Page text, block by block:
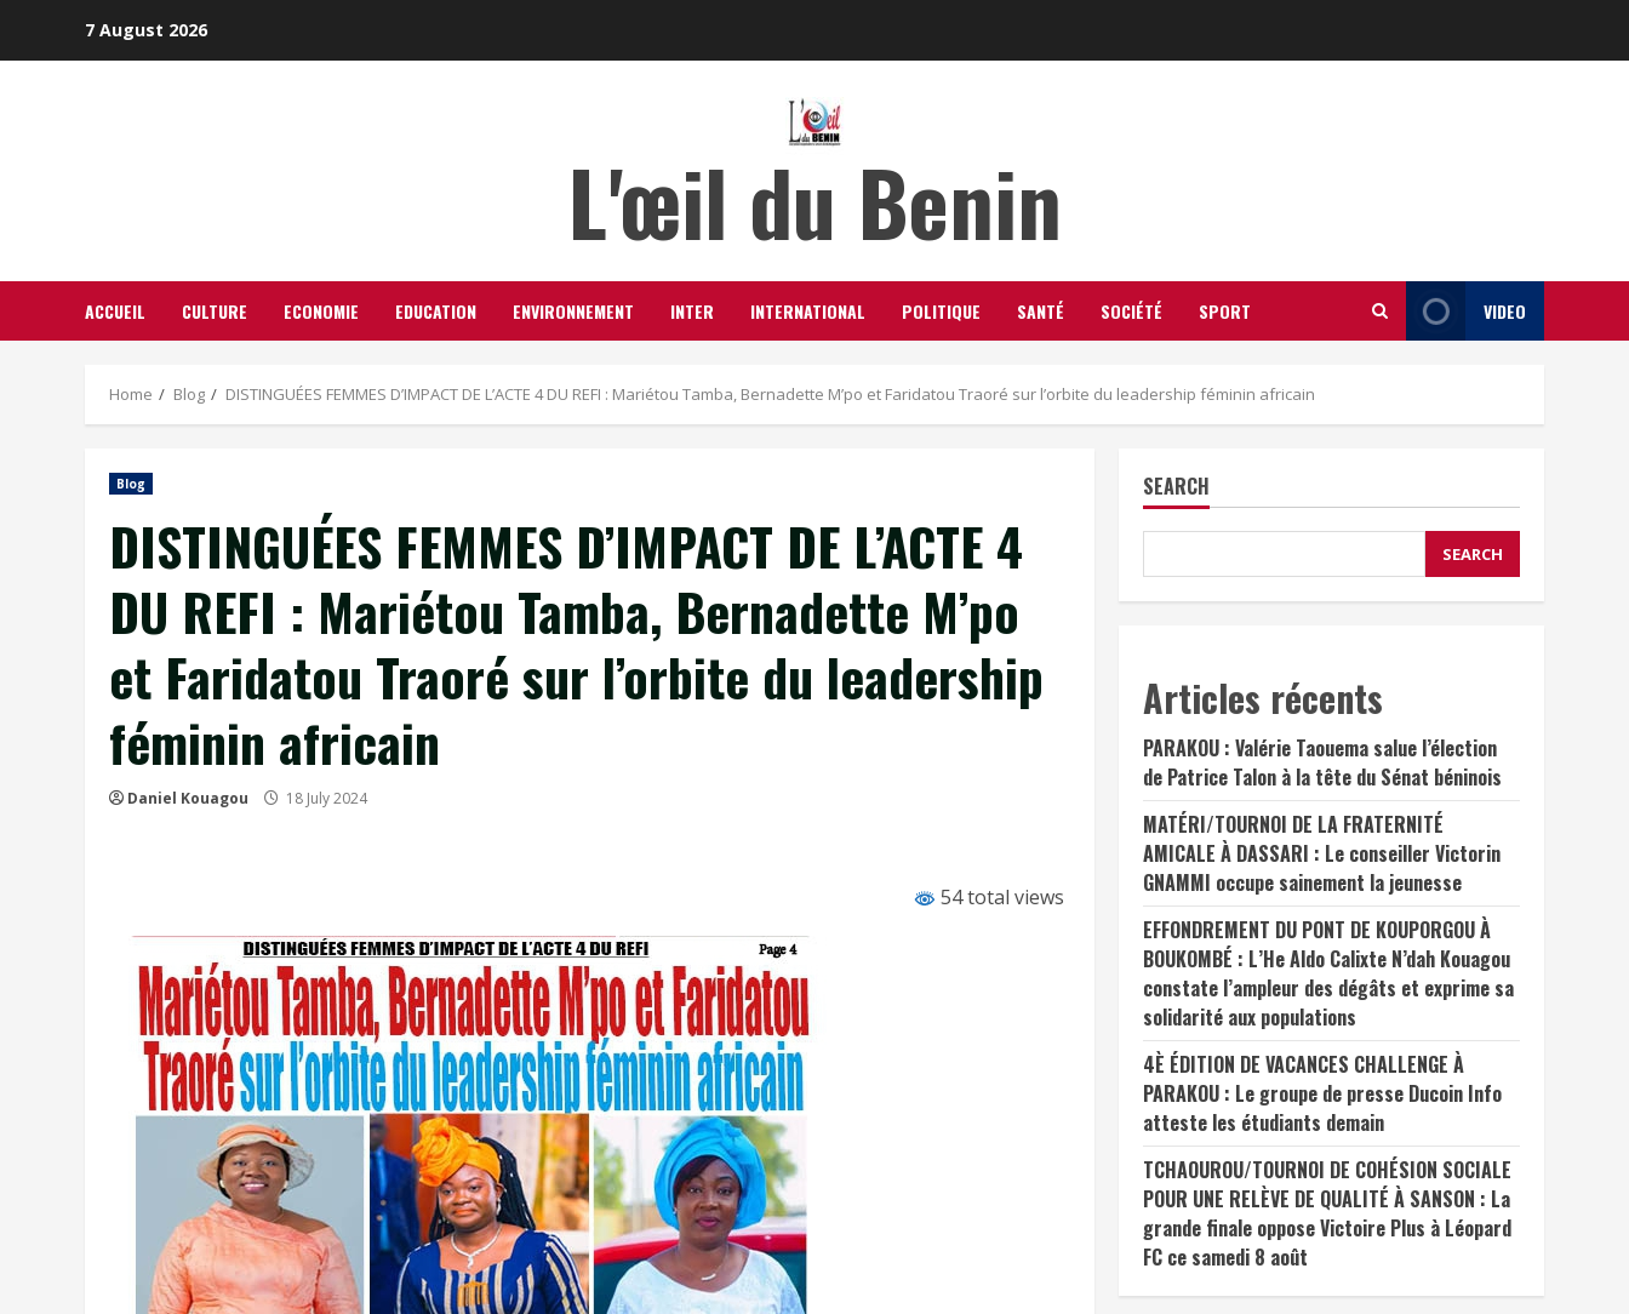
7 August 2026
L'œil du Benin
ACCUEIL CULTURE ECONOMIE EDUCATION ENVIRONNEMENT INTER INTERNATIONAL POLITIQUE SANTÉ SOCIÉTÉ SPORT VIDEO
Home Blog DISTINGUÉES FEMMES D’IMPACT DE L’ACTE 4 DU REFI : Mariétou Tamba, Bernadette M’po et Faridatou Traoré sur l’orbite du leadership féminin africain
Blog
DISTINGUÉES FEMMES D’IMPACT DE L’ACTE 4
DU REFI : Mariétou Tamba, Bernadette M’po
et Faridatou Traoré sur l’orbite du leadership
féminin africain
Daniel Kouagou 18 July 2024
54 total views
SEARCH
SEARCH
Articles récents
PARAKOU : Valérie Taouema salue l’élection
de Patrice Talon à la tête du Sénat béninois
MATÉRI/TOURNOI DE LA FRATERNITÉ
AMICALE À DASSARI : Le conseiller Victorin
GNAMMI occupe sainement la jeunesse
EFFONDREMENT DU PONT DE KOUPORGOU À
BOUKOMBÉ : L’He Aldo Calixte N’dah Kouagou
constate l’ampleur des dégâts et exprime sa
solidarité aux populations
4È ÉDITION DE VACANCES CHALLENGE À
PARAKOU : Le groupe de presse Ducoin Info
atteste les étudiants demain
TCHAOUROU/TOURNOI DE COHÉSION SOCIALE
POUR UNE RELÈVE DE QUALITÉ À SANSON : La
grande finale oppose Victoire Plus à Léopard
FC ce samedi 8 août